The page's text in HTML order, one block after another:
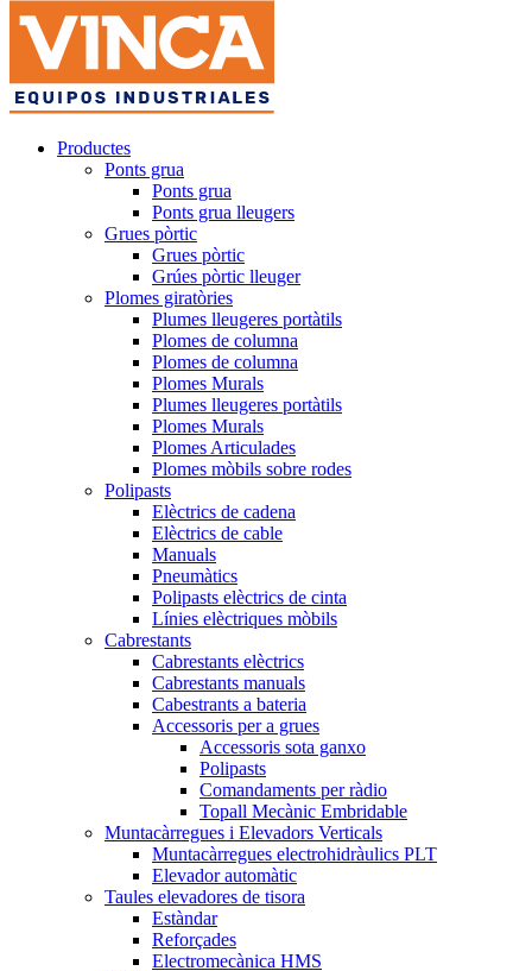
Productes
Ponts grua
Ponts grua
Ponts grua lleugers
Grues pòrtic
Grues pòrtic
Grúes pòrtic lleuger
Plomes giratòries
Plumes lleugeres portàtils
Plomes de columna
Plomes de columna
Plomes Murals
Plumes lleugeres portàtils
Plomes Murals
Plomes Articulades
Plomes mòbils sobre rodes
Polipasts
Elèctrics de cadena
Elèctrics de cable
Manuals
Pneumàtics
Polipasts elèctrics de cinta
Línies elèctriques mòbils
Cabrestants
Cabrestants elèctrics
Cabrestants manuals
Cabestrants a bateria
Accessoris per a grues
Accessoris sota ganxo
Polipasts
Comandaments per ràdio
Topall Mecànic Embridable
Muntacàrregues i Elevadors Verticals
Muntacàrregues electrohidràulics PLT
Elevador automàtic
Taules elevadores de tisora
Estàndar
Reforçades
Electromecànica HMS